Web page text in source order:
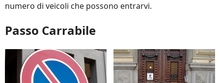
numero di veicoli che possono entrarvi.
Passo Carrabile